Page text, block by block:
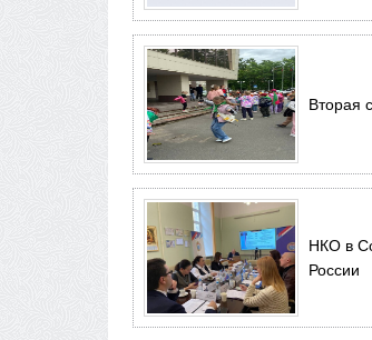
Вторая
НКО в
России